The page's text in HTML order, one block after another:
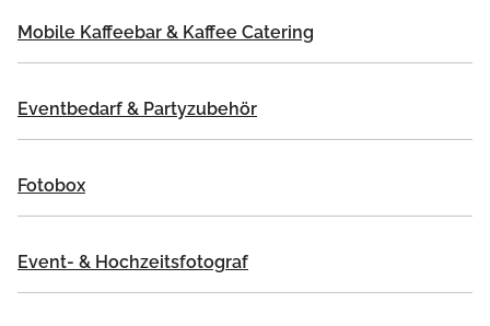
Mobile Kaffeebar & Kaffee Catering
Eventbedarf & Partyzubehör
Fotobox
Event- & Hochzeitsfotograf